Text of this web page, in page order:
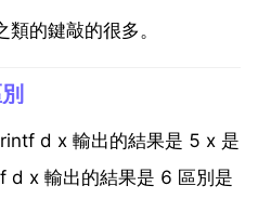
的鍵敲的很多。
d x 輸出的結果是 5 x 是
d x 輸出的結果是 6 區別是